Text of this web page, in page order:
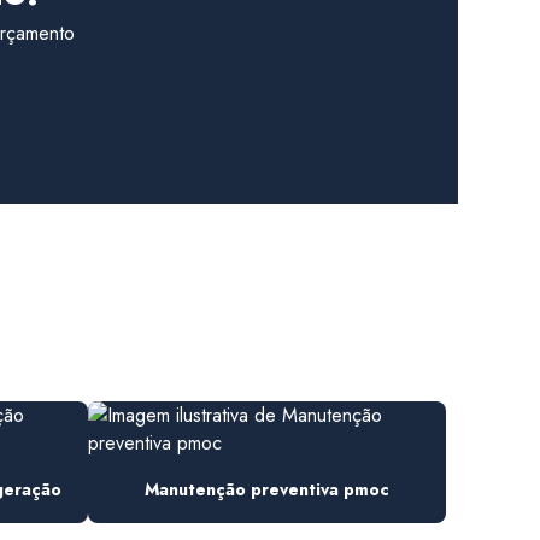
Empresa climatizador industrial
Empresa de elaboração pmoc ar condicionado
Manutenção preventiva pmoc